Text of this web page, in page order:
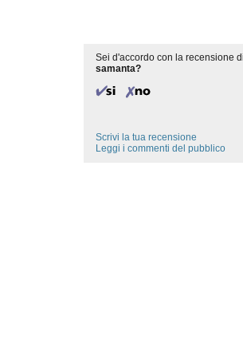
Sei d'accordo con la recensione di
samanta?
Scrivi la tua recensione
Leggi i commenti del pubblico